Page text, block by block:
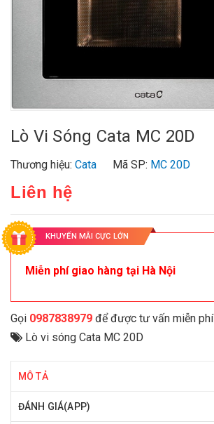
Lò Vi Sóng Cata MC 20D
Thương hiệu: Cata Mã SP: MC 20D
Liên hệ
KHUYẾN MÃI CỰC LỚN
Miễn phí giao hàng tại Hà Nội
Gọi 0987838979 để được tư vấn miễn phí
Lò vi sóng Cata MC 20D
MÔ TẢ
ĐÁNH GIÁ(APP)